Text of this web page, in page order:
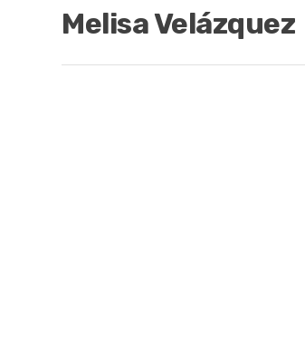
Melisa Velázquez